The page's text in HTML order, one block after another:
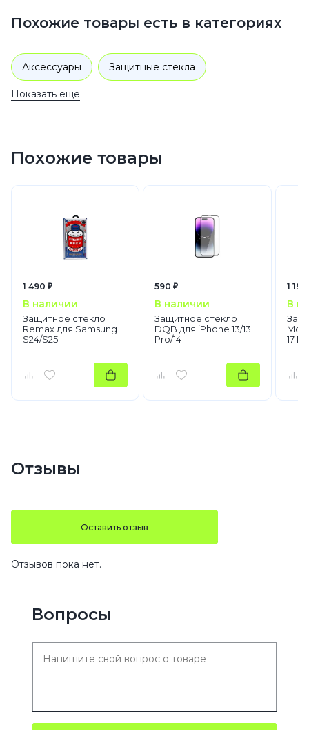
Похожие товары есть в категориях
Аксессуары Защитные стекла
Показать еще
Похожие товары
1 490 ₽
В наличии
Защитное стекло
Remax для Samsung
S24/S25
590 ₽
В наличии
Защитное стекло
DQB для iPhone 13/13
Pro/14
1
В
17
Отзывы
Оставить отзыв
Отзывов пока нет.
Вопросы